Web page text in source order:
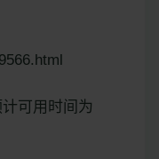
可用时间为